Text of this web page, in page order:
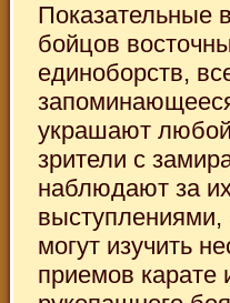
Показательные
бойцов
единоборств,
украшают
зрители с
наблюдают за
выступлениями,
могут изучить
приемов карате